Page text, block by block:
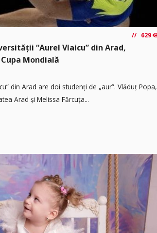
629
“Aurel Vlaicu” din Arad,
Mondială
din Arad are doi studenți de „aur”. Vlăduț Popa,
Arad și Melissa Fărcuța...